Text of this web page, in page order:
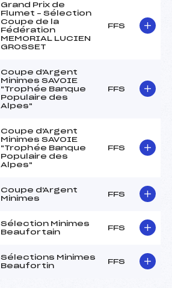
Grand Prix de
Flumet – Sélection
Coupe de la
Fédération
MEMORIAL LUCIEN
GROSSET
FFS
Coupe d'Argent
Minimes SAVOIE
"Trophée Banque
Populaire des
Alpes"
FFS
Coupe d'Argent
Minimes SAVOIE
"Trophée Banque
Populaire des
Alpes"
FFS
Coupe d'Argent
Minimes
FFS
Sélection Minimes
Beaufortain
FFS
Sélections Minimes
Beaufortin
FFS